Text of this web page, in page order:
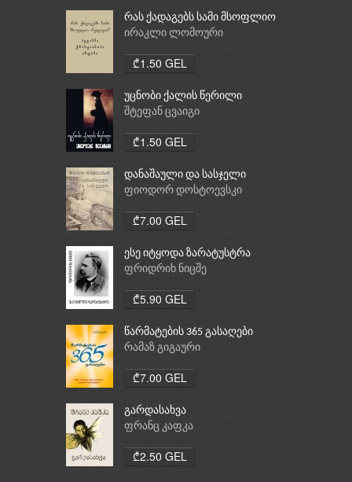
რას ქადაგებს სამი მსოფლიო
რელიგია: ბუდიზმი,
ირაკლი ლომოური
₾1.50 GEL
უცნობი ქალის წერილი
შტეფან ცვაიგი
₾1.50 GEL
დანაშაული და სასჯელი
ფიოდორ დოსტოევსკი
₾7.00 GEL
ესე იტყოდა ზარატუსტრა
ფრიდრიხ ნიცშე
₾5.90 GEL
წარმატების 365 გასაღები
რამაზ გიგაური
₾7.00 GEL
გარდასახვა
ფრანც კაფკა
₾2.50 GEL